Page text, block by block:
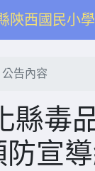
陝西國民小學
公告內容
縣毒
宣